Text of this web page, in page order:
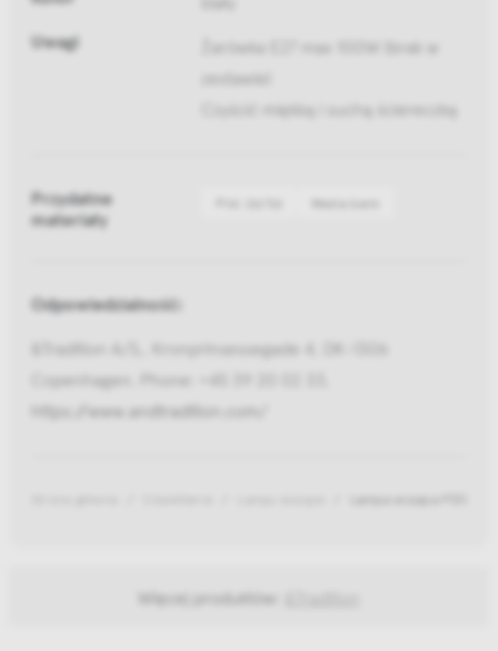
Uwagi
Żarówka E27 max 100W (brak w
zestawie)
Czyścić miękką i suchą ściereczką
Przydatne
materiały
Media bank
Odpowiedzialność:
&Tradition A/S,, Kronprinsessegade 4, DK-1306
Copenhagen, Phone: +45 39 20 02 33,
https://www.andtradition.com/
Lampa wisząca P376
Więcej produktów: